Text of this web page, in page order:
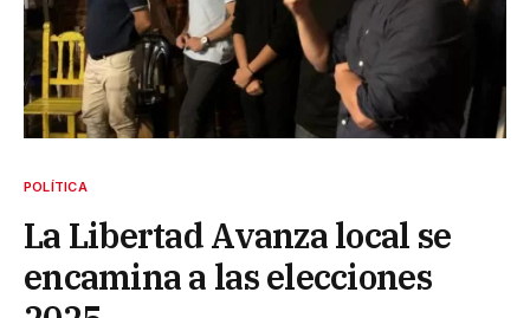
POLÍTICA
La Libertad Avanza local se
encamina a las elecciones